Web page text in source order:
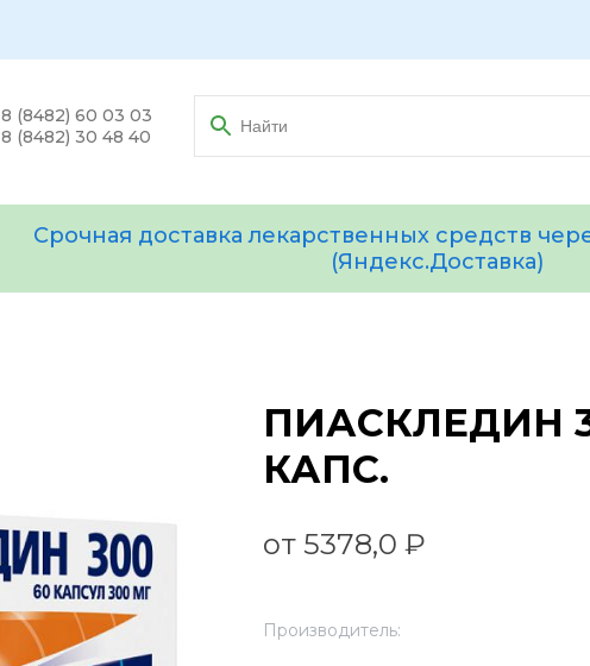
8 (8482) 60 03 03
8 (8482) 30 48 40
Срочная доставка лекарственных средств
(Яндекс.Доставка)
ПИАСКЛЕДИН
КАПС.
от 5378,0 ₽
Производитель: